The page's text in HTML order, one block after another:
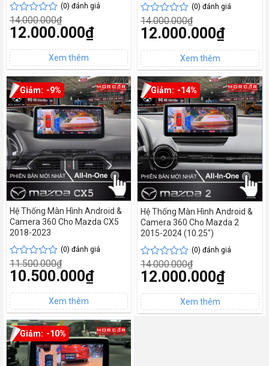
Được
xếp
hạng
0
5
sao
(0) đánh giá
14.000.000₫
Giá
gốc
14.000.000₫.
12.000.000₫
hiện
tại
là:
12.000.000₫.
Được
xếp
hạng
0
5
sao
(0) đánh giá
14.000.000₫
Giá
gốc
14.000.000₫.
12.000.000₫
hiện
tại
là:
12.000.000₫.
-9%
Hệ Thống Màn Hình Android &
Camera 360 Cho Mazda CX5
2018-2023
Được
xếp
hạng
0
5
sao
(0) đánh giá
11.500.000₫
Giá
gốc
11.500.000₫.
10.500.000₫
hiện
tại
là:
10.500.000₫.
-14%
Hệ Thống Màn Hình Android &
Camera 360 Cho Mazda 2
2015-2024 (10.25″)
Được
xếp
hạng
0
5
sao
(0) đánh giá
14.000.000₫
Giá
gốc
14.000.000₫.
12.000.000₫
hiện
tại
là:
-10%